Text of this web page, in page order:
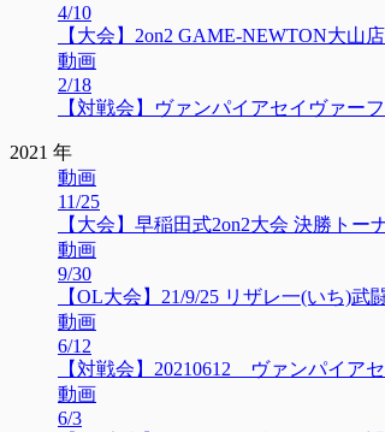
4/10
【大会】2on2 GAME-NEWTON大山店
動画
2/18
【対戦会】ヴァンパイアセイヴァー
2021 年
動画
11/25
【大会】早稲田式2on2大会 決勝トー
動画
9/30
【OL大会】21/9/25 リザレ一(いち)武
動画
6/12
【対戦会】20210612 ヴァンパイ
動画
6/3